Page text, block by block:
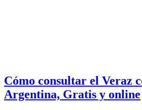
Cómo consultar el Veraz
Argentina, Gratis y online